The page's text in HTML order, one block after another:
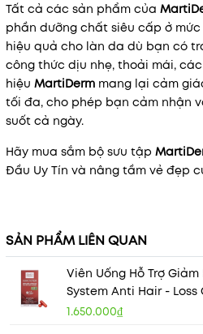
Tất cả các sản phẩm của
phần dưỡng chất siêu cấp ở
hiệu quả cho làn da dù bạn có
công thức dịu nhẹ, thoải mái,
hiệu MartiDerm mang lại cảm
tối đa, cho phép bạn cảm nhận
suốt cả ngày.
Hãy mua sắm bộ sưu tập
Đầu Uy Tín và nâng tầm vẻ đẹp
SẢN PHẨM LIÊN QUAN
Viên Uống Hỗ Trợ
System Anti Hair -
1.650.000₫